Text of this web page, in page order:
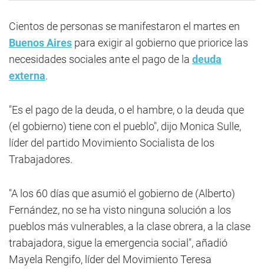
Cientos de personas se manifestaron el martes en
Buenos Aires para exigir al gobierno que priorice las
necesidades sociales ante el pago de la deuda
externa.
"Es el pago de la deuda, o el hambre, o la deuda que
(el gobierno) tiene con el pueblo", dijo Monica Sulle,
líder del partido Movimiento Socialista de los
Trabajadores.
"A los 60 días que asumió el gobierno de (Alberto)
Fernández, no se ha visto ninguna solución a los
pueblos más vulnerables, a la clase obrera, a la clase
trabajadora, sigue la emergencia social", añadió
Mayela Rengifo, líder del Movimiento Teresa